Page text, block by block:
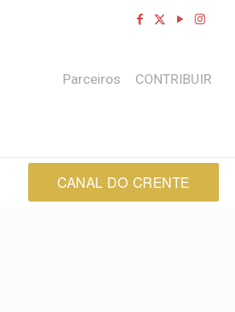
Parceiros CONTRIBUIR
CANAL DO CRENTE